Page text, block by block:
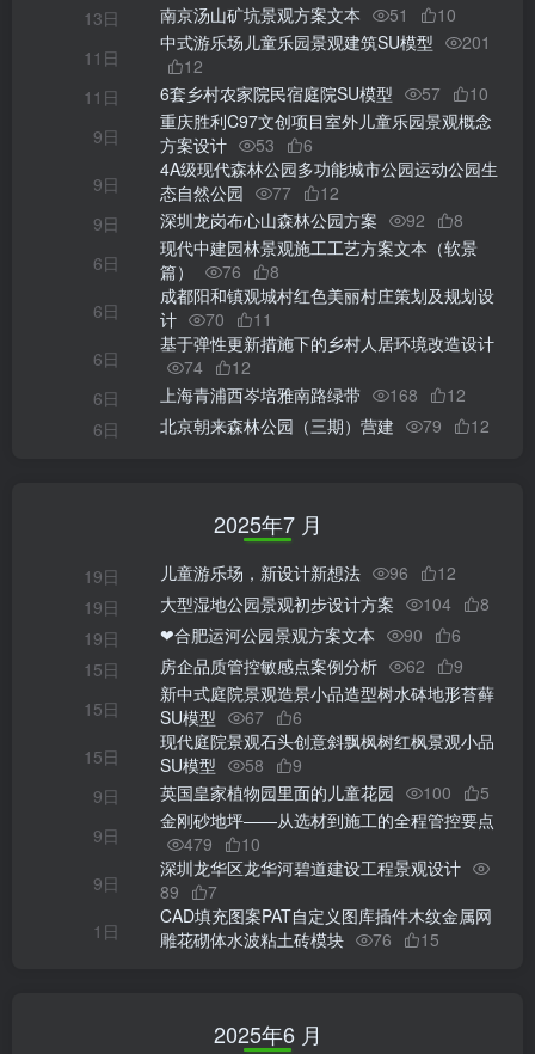
13日
南京汤山矿坑景观方案文本 51
10
11日
中式游乐场儿童乐园景观建筑SU模型
201
12
11日
6套乡村农家院民宿庭院SU模型 57
10
9日
重庆胜利C97文创项目室外儿童乐园景观概念
方案设计
53
6
9日
4A级现代森林公园多功能城市公园运动公园生
态自然公园
77
12
9日
深圳龙岗布心山森林公园方案 92
8
6日
现代中建园林景观施工工艺方案文本（软景
篇）
76
8
6日
成都阳和镇观城村红色美丽村庄策划及规划设
计
70
11
6日
基于弹性更新措施下的乡村人居环境改造设计
74
12
6日
上海青浦西岑培雅南路绿带 168
12
6日
北京朝来森林公园（三期）营建 79 12
2025年7 月
19日 儿童游乐场，新设计新想法 96
12
19日
大型湿地公园景观初步设计方案 104
8
19日
❤合肥运河公园景观方案文本 90
6
15日
房企品质管控敏感点案例分析 62
9
15日
新中式庭院景观造景小品造型树水砵地形苔藓
SU模型
67
6
15日
现代庭院景观石头创意斜飘枫树红枫景观小品
SU模型
58
9
9日
英国皇家植物园里面的儿童花园 100
5
9日
金刚砂地坪——从选材到施工的全程管控要点
479
10
9日
深圳龙华区龙华河碧道建设工程景观设计
89
7
1日
CAD填充图案PAT自定义图库插件木纹金属网
雕花砌体水波粘土砖模块
76 15
2025年6 月